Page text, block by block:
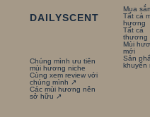
DAILYSCENT
Chúng mình ưu tiên
mùi hương niche
Cùng xem review với
chúng mình ↗
Các mùi hương nên
sở hữu ↗
Mua
Tất cả
hương
Tất cả
thương
Mùi
mới
Sản
khuyến